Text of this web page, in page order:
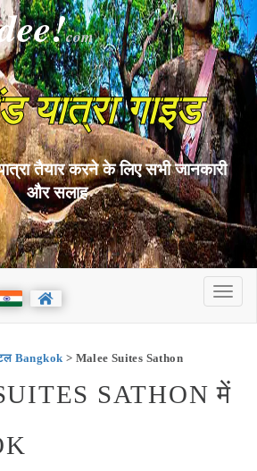
com
यात्रा गाइड
तैयार करने के लिए सभी जानकारी
और सलाह
Bangkok > Malee Suites Sathon
SATHON में